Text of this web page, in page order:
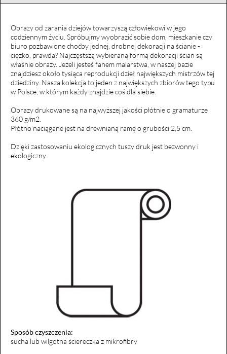
Obrazy od zarania dziejów towarzyszą człowiekowi w jego
codziennym życiu. Spróbujmy wyobrazić sobie dom, mieszkanie czy
biuro pozbawione choćby jednej, drobnej dekoracji na ścianie -
ciężko, prawda? Najczęstszą wybieraną formą dekoracji ścian są
właśnie obrazy. Jeżeli jesteś fanem malarstwa, w naszej bazie
znajdziesz około tysiąca reprodukcji dzieł największych mistrzów tej
dziedziny. Nasza kolekcja to jeden z największych zbiorów tego typu
w Polsce, w którym każdy znajdzie coś dla siebie.
Obrazy drukowane są na najwyższej jakości płótnie o gramaturze
360 g/m2.
Płótno naciągane jest na drewnianą ramę o grubości 2,5 cm.
Dzięki zastosowaniu ekologicznych tuszy druk jest bezwonny i
ekologiczny.
Sposób czyszczenia:
sucha lub wilgotna ściereczka z mikrofibry